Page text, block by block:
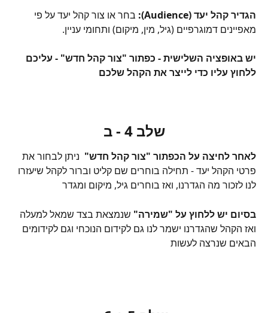
הגדיר קהל יעד (Audience):
בחר או צור קהל יעד על פי
מאפיינים דמוגרפיים (גיל, מין, מיקום) ותחומי עניין.
יש באופציה השלישית - כפתור "צור קהל חדש" - עליכם
ללחוץ עליו כדי לייצר את הקהל שלכם
שלב 4 - ב
לאחר לחיצה על הכפתור "צור קהל חדש" ניתן לבחור את
פרטי הקהל יעד - תחילה בוחרים שם קליט וברור לקהל שיעזרו
לנו לזכור מה הגדרנו, ואז בוחרים גיל, מיקום ומגדר
בסיום יש ללחוץ על "שמירה" שנמצאת בצד שמאל למעלה
ואז הקהל שהגדרנו ישמר לנו גם לקידום הנוכחי וגם לקידומים
הבאים שנרצה לעשות